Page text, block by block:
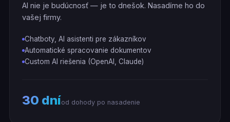
AI nie je budúcnosť — je to dnešok. Nasadíme ho do
vašej firmy.
Chatboty, AI asistenti pre zákazníkov
Automatické spracovanie dokumentov
Custom AI riešenia (OpenAI, Claude)
30 dníod dohody po nasadenie